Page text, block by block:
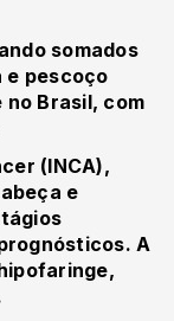
somados
e pescoço
Brasil, com
(INCA),
e
A